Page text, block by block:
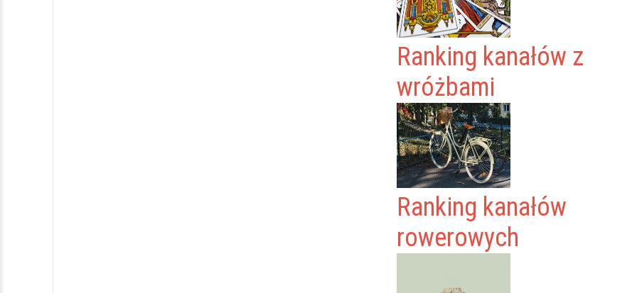
Ranking kanałów z
wróżbami
Ranking kanałów
rowerowych